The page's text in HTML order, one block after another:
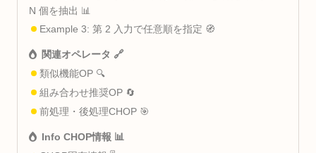
N 個を抽出 📊
Example 3: 第 2 入力で任意順を指定 🧭
関連オペレータ 🔗
類似機能OP 🔍
組み合わせ推奨OP 🔄
前処理・後処理CHOP 🎯
Info CHOP情報 📊